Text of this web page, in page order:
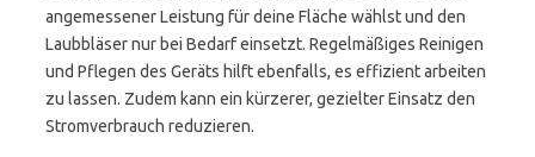
angemessener Leistung für deine Fläche wählst und den
Laubbläser nur bei Bedarf einsetzt. Regelmäßiges Reinigen
und Pflegen des Geräts hilft ebenfalls, es effizient arbeiten
zu lassen. Zudem kann ein kürzerer, gezielter Einsatz den
Stromverbrauch reduzieren.